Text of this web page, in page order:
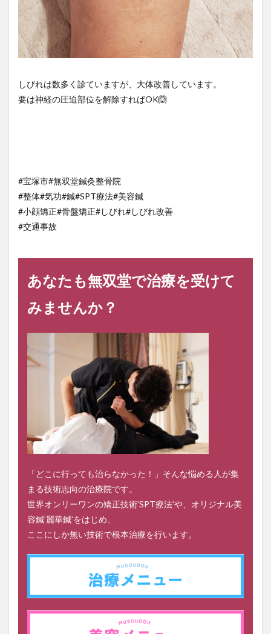
しびれは数多く診ていますが、大体改善しています。
要は神経の圧迫部位を解除すればOK🙆
#宝塚市#無双堂鍼灸整骨院
#整体#気功#鍼#SPT療法#美容鍼
#小顔矯正#骨盤矯正#しびれ#しびれ改善
#交通事故
あなたも無双堂で治療を受けて
みませんか？
「どこに行っても治らなかった！」そんな悩める人が集
まる技術志向の治療院です。
世界オンリーワンの矯正技術’SPT療法’や、オリジナル美
容鍼’麗華鍼’をはじめ、
ここにしか無い技術で根本治療を行います。